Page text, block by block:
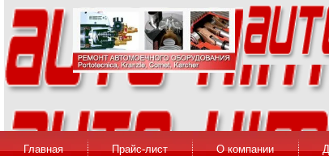
Главная Прайс-лист О компании